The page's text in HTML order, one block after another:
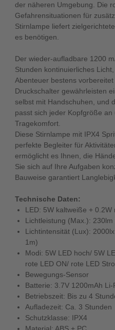
der näheren Umgebung. Die
Gefahrensituationen für
Stirnlampe liefert
es benötigen.
Der wieder-aufladbare 1200
Stunden kontinuierliches
Abenteuer bestens
Druckschalter gewährleisten
selbst mit Handschuhen, und
passt sich jeder Kopfgröße
Tragekomfort.
Diese Stirnlampe mit IPX4
perfekte Begleiter für
ermöglicht es Ihnen, die
Sie sich auf Ihre Aufgaben
Bauweise garantiert
Technische Daten:
LED: 5W kaltweiße + 0.2W
Lichtleistung (Max.): 230lm
Lichtintensität (Lux):
1m)
Modi: 5W LED hoch/ 5W
rote LED ON/ rote LED
Bewegungs-Sensor
Batterie: 3.7V 1200mAh Li-
Betriebszeit: Bis zu 4
Aufladezeit: Ca. 3 Stunden
Schutzklasse: IPX4